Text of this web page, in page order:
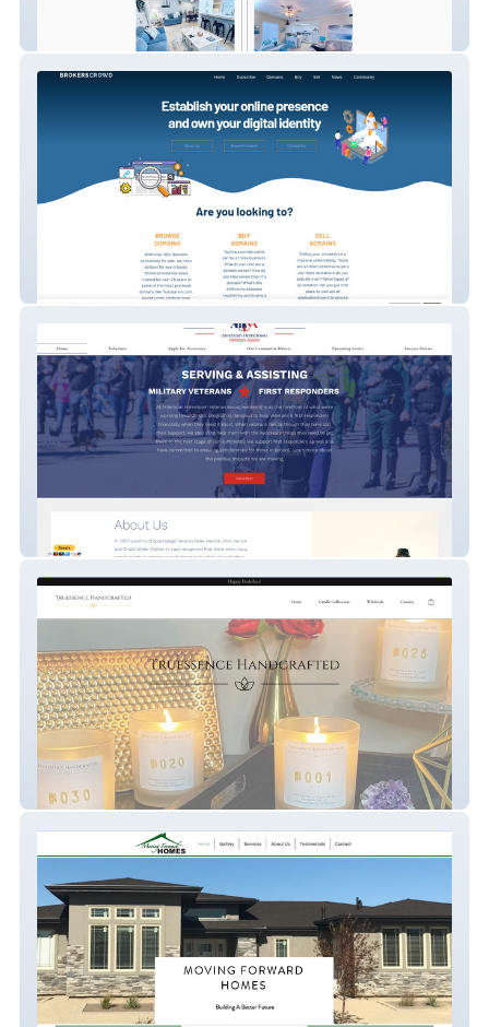
Classic Website Creation - South Padre
Island Condos
Website Redesign and SEO - Brokers
Website Redesign and SEO - American
Hometown Veteran Assistance
eCommerce Website Creation and SEO -
Truessence Handcrafted Candles